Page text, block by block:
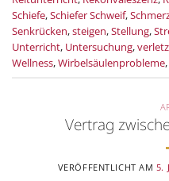
Schiefe,Schiefer Schweif,
Senkrücken,steigen,Stellung,
Unterricht, Untersuchung,
Wellness,Wirbelsäulenprobleme,
Vertrag
VERÖFFENTLICHT AM 5.